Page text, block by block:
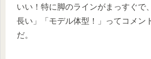
いい！特に脚のラインがまっすぐで
長い」「モデル体型！」ってコメン
だ。